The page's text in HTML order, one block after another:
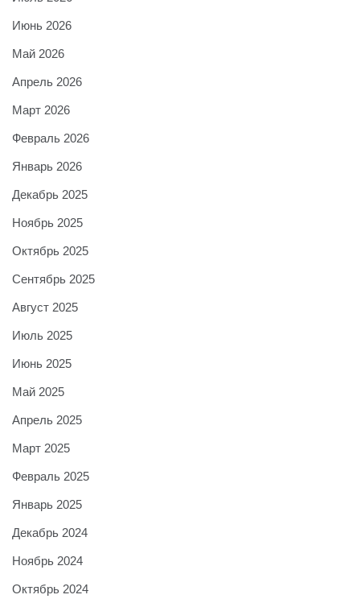
Июнь 2026
Май 2026
Апрель 2026
Март 2026
Февраль 2026
Январь 2026
Декабрь 2025
Ноябрь 2025
Октябрь 2025
Сентябрь 2025
Август 2025
Июль 2025
Июнь 2025
Май 2025
Апрель 2025
Март 2025
Февраль 2025
Январь 2025
Декабрь 2024
Ноябрь 2024
Октябрь 2024